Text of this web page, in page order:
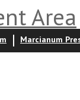
Area
Marcianum